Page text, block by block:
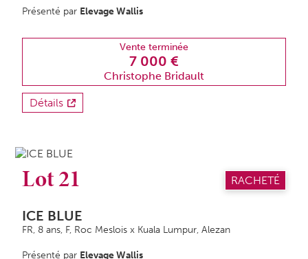
Présenté par Elevage Wallis
Vente terminée
7 000 €
Christophe Bridault
Détails
Lot 21 RACHETÉ
ICE BLUE
FR, 8 ans, F, Roc Meslois x Kuala Lumpur, Alezan
Présenté par Elevage Wallis